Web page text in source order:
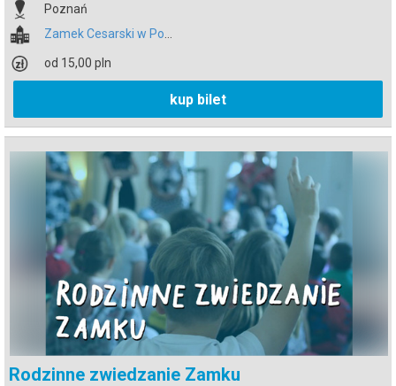
Poznań
od 15,00 pln
kup bilet
Rodzinne zwiedzanie Zamku